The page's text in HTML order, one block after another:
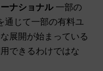
ナショナル一部の
通じて一部の有料ユ
展開が始まっている
できるわけではな